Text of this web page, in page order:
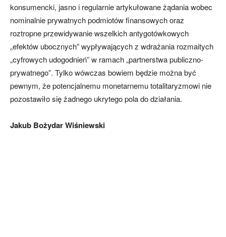
konsumencki, jasno i regularnie artykułowane żądania wobec
nominalnie prywatnych podmiotów finansowych oraz
roztropne przewidywanie wszelkich antygotówkowych
„efektów ubocznych” wypływających z wdrażania rozmaitych
„cyfrowych udogodnień” w ramach „partnerstwa publiczno-
prywatnego”. Tylko wówczas bowiem będzie można być
pewnym, że potencjalnemu monetarnemu totalitaryzmowi nie
pozostawiło się żadnego ukrytego pola do działania.
Jakub Bożydar Wiśniewski